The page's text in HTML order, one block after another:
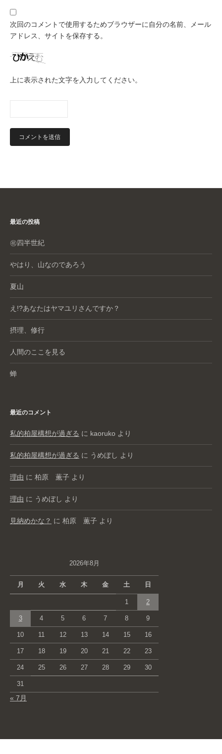
次回のコメントで使用するためブラウザーに自分の名前、メール
アドレス、サイトを保存する。
上に表示された文字を入力してください。
最近の投稿
㊗️四半世紀
やはり、山なのであろう
夏山
え!?あなたはヤマユリさんですか？
摂理、修行
人間のここを見る
蝉
最近のコメント
私的柏屋構想が過ぎる に kaoruko より
私的柏屋構想が過ぎる に うめぼし より
理由 に 柏原 薫子 より
理由 に うめぼし より
見納めかな？ に 柏原 薫子 より
2026年8月
月 火 水 木 金 土 日
1 2
3 4 5 6 7 8 9
10 11 12 13 14 15 16
17 18 19 20 21 22 23
24 25 26 27 28 29 30
31
« 7月